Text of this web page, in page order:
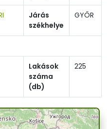
Járás
székhelye
GYŐR
Lakások
száma
(db)
225